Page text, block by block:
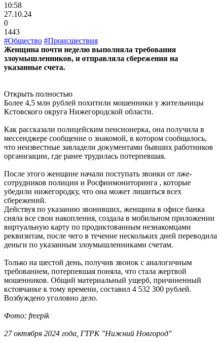
10:58
27.10.24
0
1443
#Общество #Происшествия
Женщина почти неделю выполняла требования
злоумышленников, и отправляла сбережения на
указанные счета.
Открыть полностью
Более 4,5 млн рублей похитили мошенники у жительницы
Кстовского округа Нижегородской области.
Как рассказали полицейским пенсионерка, она получила в
мессенджере сообщение о знакомой, в котором сообщалось,
что неизвестные завладели документами бывших работников
организации, где ранее трудилась потерпевшая.
После этого женщине начали поступать звонки от лже-
сотрудников полиции и Росфинмониторинга , которые
убедили нижегородку, что она может лишиться всех
сбережений.
Действуя по указанию звонивших, женщина в офисе банка
сняла все свои накопления, создала в мобильном приложении
виртуальную карту по продиктованным незнакомцами
реквизитам, после чего в течение нескольких дней переводила
деньги по указанным злоумышленниками счетам.
Только на шестой день, получив звонок с аналогичным
требованием, потерпевшая поняла, что стала жертвой
мошенников. Общий материальный ущерб, причиненный
кстовчанке к тому времени, составил 4 532 300 рублей.
Возбуждено уголовно дело.
Фото: freepik
27 октября 2024 года, ГТРК "Нижний Новгород"